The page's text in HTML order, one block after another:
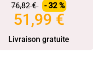
76,82 € - 32 %
51,99 €
Livraison gratuite